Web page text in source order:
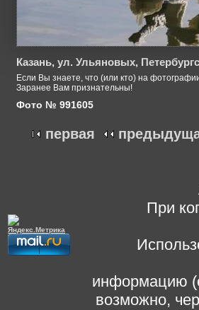
Казань, ул. Ульяновых,
Если Вы знаете, что (или кто) на
Заранее Вам признательны!
Фото № 991605
первая
При
информацию
возможно,